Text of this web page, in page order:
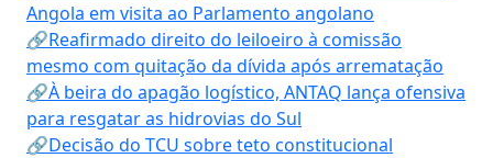
Angola em visita ao Parlamento angolano
🔗Reafirmado direito do leiloeiro à comissão
mesmo com quitação da dívida após arrematação
🔗À beira do apagão logístico, ANTAQ lança ofensiva
para resgatar as hidrovias do Sul
🔗Decisão do TCU sobre teto constitucional